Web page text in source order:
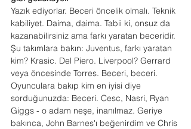
Yazık ediyorlar. Beceri öncelik olmalı. Teknik
kabiliyet. Daima, daima. Tabii ki, onsuz da
kazanabilirsiniz ama farkı yaratan beceridir.
Şu takımlara bakın: Juventus, farkı yaratan
kim? Krasic. Del Piero. Liverpool? Gerrard
veya öncesinde Torres. Beceri, beceri.
Oyunculara bakıp kim en iyisi diye
sorduğunuzda: Beceri. Cesc, Nasri, Ryan
Giggs - o adam neşe, inanılmaz. Geriye
bakınca, John Barnes'ı beğenirdim ve Chris